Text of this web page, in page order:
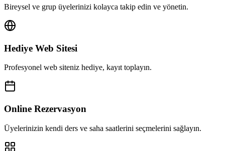
Bireysel ve grup üyelerinizi kolayca takip edin ve yönetin.
Hediye Web Sitesi
Profesyonel web siteniz hediye, kayıt toplayın.
Online Rezervasyon
Üyelerinizin kendi ders ve saha saatlerini seçmelerini sağlayın.